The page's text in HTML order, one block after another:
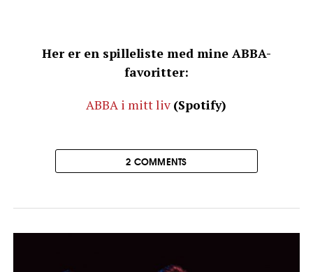
Her er en spilleliste med mine ABBA-
favoritter:
ABBA i mitt liv (Spotify)
2 COMMENTS